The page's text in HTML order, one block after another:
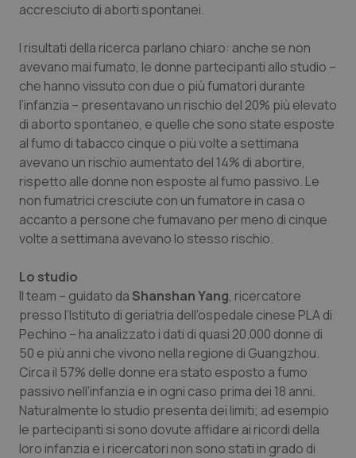
Calabria
Campania
Emilia-Romagna
Friuli Venezia Giulia
Lazio
Liguria
Marche
Molise
Piemonte
Provincia Autonoma di Bolzano
Asma & BPCO
Car-T
Colesterolo & coronaropatie
Dermatite Atopica
Diabete & glucometri
Disturbi dell’umore
Donna & Salute
Epatiti
HIV
Infezioni & Febbre
accresciuto di aborti spontanei.
I risultati della ricerca parlano chiaro: anche se non
avevano mai fumato, le donne partecipanti allo studio –
che hanno vissuto con due o più fumatori durante
l’infanzia – presentavano un rischio del 20% più elevato
di aborto spontaneo, e quelle che sono state esposte
al fumo di tabacco cinque o più volte a settimana
avevano un rischio aumentato del 14% di abortire,
rispetto alle donne non esposte al fumo passivo. Le
non fumatrici cresciute con un fumatore in casa o
accanto a persone che fumavano per meno di cinque
volte a settimana avevano lo stesso rischio.
Lo studio
Il team – guidato da Shanshan Yang, ricercatore
presso l’Istituto di geriatria dell’ospedale cinese PLA di
Pechino – ha analizzato i dati di quasi 20.000 donne di
50 e più anni che vivono nella regione di Guangzhou.
Circa il 57% delle donne era stato esposto a fumo
passivo nell’infanzia e in ogni caso prima dei 18 anni.
Naturalmente lo studio presenta dei limiti; ad esempio
le partecipanti si sono dovute affidare ai ricordi della
loro infanzia e i ricercatori non sono stati in grado di